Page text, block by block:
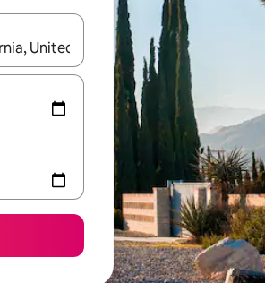
ih pregledati koristeći se strelicama